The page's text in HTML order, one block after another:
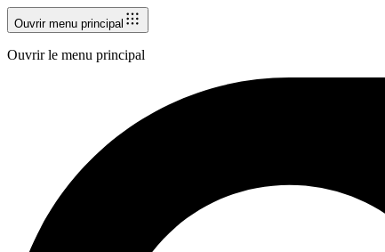
Ouvrir menu principal
Ouvrir le menu principal